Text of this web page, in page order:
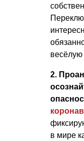
весёлую
2.
в мире